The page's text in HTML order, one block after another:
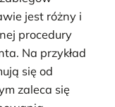
jest różny i
procedury
Na przykład
się od
zaleca się